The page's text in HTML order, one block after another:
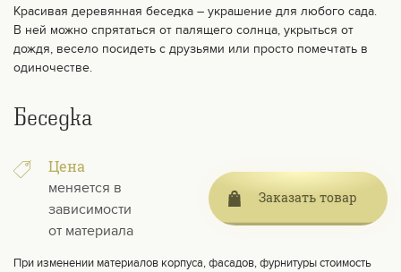
Красивая деревянная беседка – украшение для любого сада.
В ней можно спрятаться от палящего солнца, укрыться от
дождя, весело посидеть с друзьями или просто помечтать в
одиночестве.
Беседка
Цена
меняется в
зависимости
от материала
Заказать товар
При изменении материалов корпуса, фасадов, фурнитуры стоимость